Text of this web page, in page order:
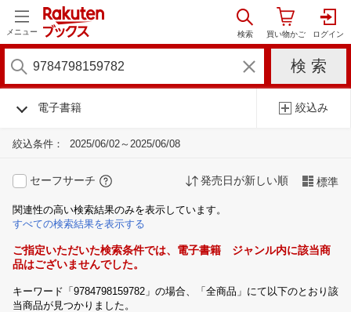
メニュー
電子書籍 絞込み
絞込条件： 2025/06/02～2025/06/08
セーフサーチ 発売日が新しい順 標準
関連性の高い検索結果のみを表示しています。
すべての検索結果を表示する
ご指定いただいた検索条件では、電子書籍 ジャンル内に該当商
品はございませんでした。
キーワード「9784798159782」の場合、「全商品」にて以下のとおり該
当商品が見つかりました。